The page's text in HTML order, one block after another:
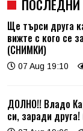
ПОСЛЕДНИ
Ще търси друга
вижте с кого се
(СНИМКИ)
07 Aug 19:10
ДОЛНО!! Владо
си, заради